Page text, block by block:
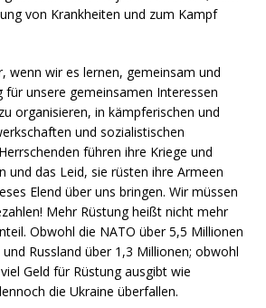
von Krankheiten und zum Kampf
wenn wir es lernen, gemeinsam und
für unsere gemeinsamen Interessen
organisieren, in kämpferischen und
und sozialistischen
führen ihre Kriege und
und das Leid, sie rüsten ihre Armeen
Elend über uns bringen. Wir müssen
Mehr Rüstung heißt nicht mehr
Obwohl die NATO über 5,5 Millionen
Russland über 1,3 Millionen; obwohl
Geld für Rüstung ausgibt wie
die Ukraine überfallen.